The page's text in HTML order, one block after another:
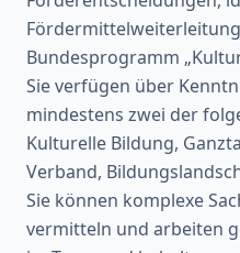
Bundesprogramm
Sie verfügen über
mindestens zwei der
Kulturelle Bildung,
Verband,
Sie können komplexe
vermitteln und arbeiten